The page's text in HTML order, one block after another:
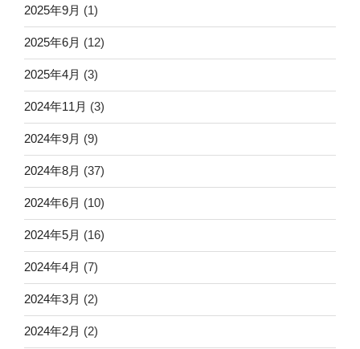
2025年9月 (1)
2025年6月 (12)
2025年4月 (3)
2024年11月 (3)
2024年9月 (9)
2024年8月 (37)
2024年6月 (10)
2024年5月 (16)
2024年4月 (7)
2024年3月 (2)
2024年2月 (2)